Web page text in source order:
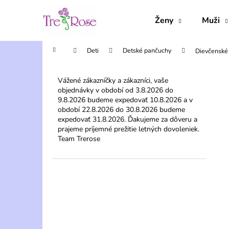
Ženy Muži
Domov Deti Detské pančuchy
Vážené zákazníčky a zákazníci, vaše
objednávky v období od 3.8.2026 do
9.8.2026 budeme expedovať 10.8.2026 a v
období 22.8.2026 do 30.8.2026 budeme
expedovať 31.8.2026. Ďakujeme za dôveru a
prajeme príjemné prežitie letných dovoleniek.
Team Trerose
Späť
do
Späť
do